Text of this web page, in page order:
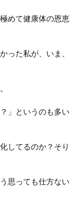
めて健康体の恩恵
った私が、いま、
」というのも多い
してるのか？そり
思っても仕方ない